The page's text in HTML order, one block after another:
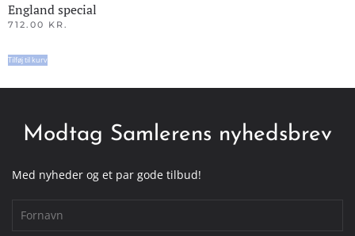
England special
712.00 KR.
Tilføj til kurv
Modtag Samlerens nyhedsbrev
Med nyheder og et par gode tilbud!